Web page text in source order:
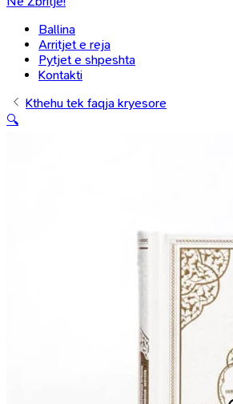
Ballina
Arritjet e reja
Pytjet e shpeshta
Kontakti
Kthehu tek faqja kryesore
🔍